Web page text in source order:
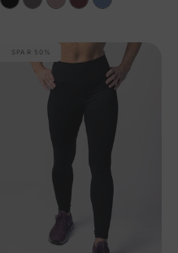
SPAR 50%